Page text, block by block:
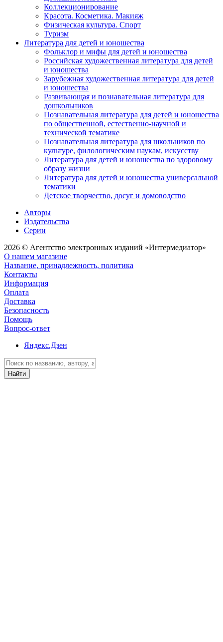
Коллекционирование
Красота. Косметика. Макияж
Физическая культура. Спорт
Туризм
Литература для детей и юношества
Фольклор и мифы для детей и юношества
Российская художественная литература для детей
и юношества
Зарубежная художественная литература для детей
и юношества
Развивающая и познавательная литература для
дошкольников
Познавательная литература для детей и юношества
по общественной, естественно-научной и
технической тематике
Познавательная литература для школьников по
культуре, филологическим наукам, искусству
Литература для детей и юношества по здоровому
образу жизни
Литература для детей и юношества универсальной
тематики
Детское творчество, досуг и домоводство
Авторы
Издательства
Серии
2026 © Агентство электронных изданий «Интермедиатор»
О нашем магазине
Название, принадлежность, политика
Контакты
Информация
Оплата
Доставка
Безопасность
Помощь
Вопрос-ответ
Яндекс.Дзен
Найти